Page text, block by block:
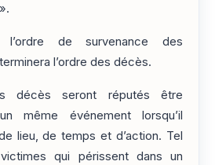
de survenance des
l’ordre des décès.
décès seront réputés être
même événement lorsqu’il
lieu, de temps et d’action. Tel
qui périssent dans un